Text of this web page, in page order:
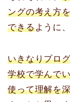
ングの考え方
できるように
いきなりプロ
学校で学んで
使って理解を